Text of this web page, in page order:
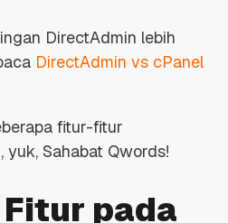
DirectAdmin lebih
DirectAdmin vs cPanel
fitur-fitur
yuk, Sahabat Qwords!
pada